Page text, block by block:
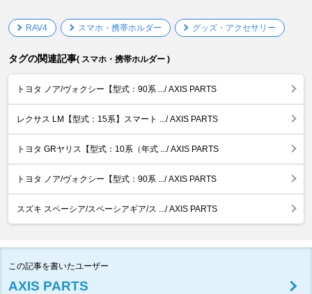
RAV4 スマホ・携帯ホルダー グッズ・アクセサリー
タグの関連記事( スマホ・携帯ホルダー )
トヨタ ノア/ヴォクシー【型式：90系 .../ AXIS PARTS
レクサス LM【型式：15系】スマート .../ AXIS PARTS
トヨタ GRヤリス【型式：10系（年式 .../ AXIS PARTS
トヨタ ノア/ヴォクシー【型式：90系 .../ AXIS PARTS
スズキ スペーシア/スペーシアギア/ス .../ AXIS PARTS
この記事を書いたユーザー
AXIS PARTS